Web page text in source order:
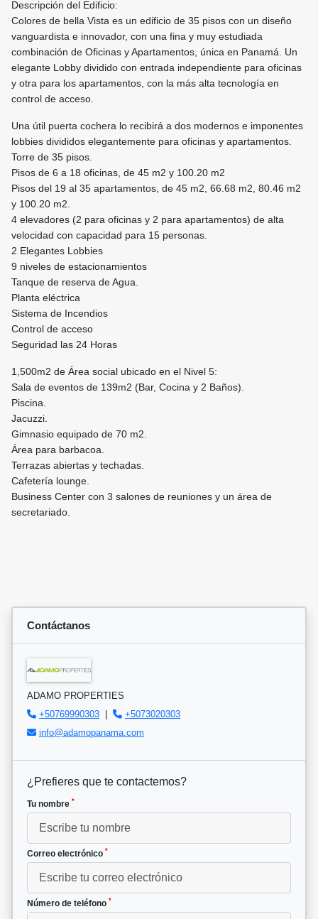
Descripción del Edificio:
Colores de bella Vista es un edificio de 35 pisos con un diseño
vanguardista e innovador, con una fina y muy estudiada
combinación de Oficinas y Apartamentos, única en Panamá. Un
elegante Lobby dividido con entrada independiente para oficinas
y otra para los apartamentos, con la más alta tecnología en
control de acceso.
Una útil puerta cochera lo recibirá a dos modernos e imponentes
lobbies divididos elegantemente para oficinas y apartamentos.
Torre de 35 pisos.
Pisos de 6 a 18 oficinas, de 45 m2 y 100.20 m2
Pisos del 19 al 35 apartamentos, de 45 m2, 66.68 m2, 80.46 m2
y 100.20 m2.
4 elevadores (2 para oficinas y 2 para apartamentos) de alta
velocidad con capacidad para 15 personas.
2 Elegantes Lobbies
9 niveles de estacionamientos
Tanque de reserva de Agua.
Planta eléctrica
Sistema de Incendios
Control de acceso
Seguridad las 24 Horas
1,500m2 de Área social ubicado en el Nivel 5:
Sala de eventos de 139m2 (Bar, Cocina y 2 Baños).
Piscina.
Jacuzzi.
Gimnasio equipado de 70 m2.
Área para barbacoa.
Terrazas abiertas y techadas.
Cafetería lounge.
Business Center con 3 salones de reuniones y un área de
secretariado.
Contáctanos
ADAMO PROPERTIES
+50769990303 |
+5073020303
info@adamopanama.com
¿Prefieres que te contactemos?
Tu nombre *
Correo electrónico *
Número de teléfono *